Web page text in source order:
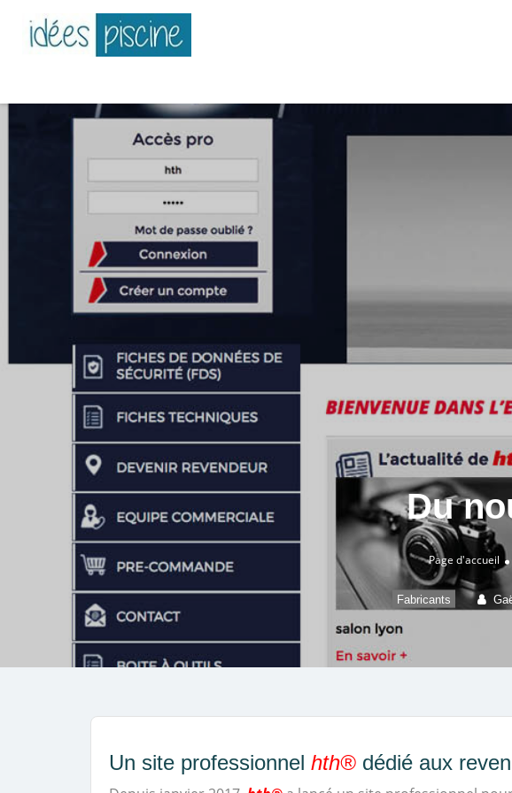
Du
Page d'accueil
Fabricants
Un site professionnel hth® dédié aux